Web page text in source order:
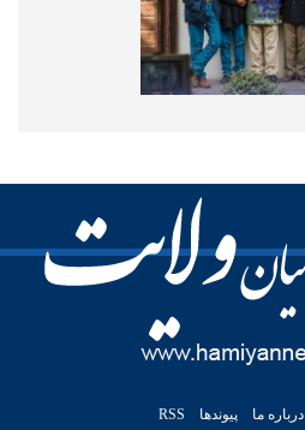
درباره ما پیوندها RSS